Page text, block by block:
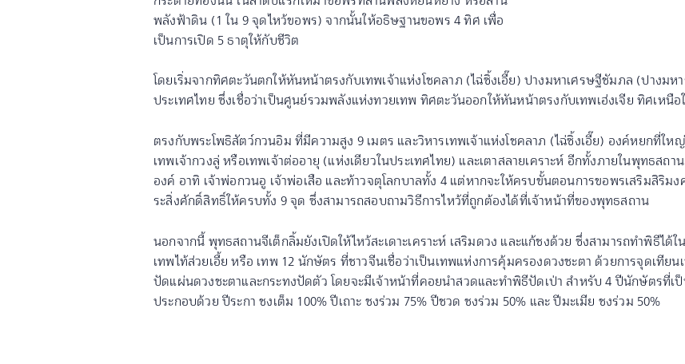
พลังฟ้าดิน (1 ใน 9 จุดไหว้ขอพร) จากนั้นให้อธิษฐานขอพร 4 ทิศ เพื่อ
เป็นการเปิด 5 ธาตุให้กับชีวิต
โดยเริ่มจากทิศตะวันตกให้หันหน้าตรงกับเทพเจ้าแห่งโชคลาภ (ไฉ่ซิ้งเอี๊ย) ปางมหาเศรษฐีชัมภล (ปางม
ประเทศไทย ซึ่งเชื่อว่าเป็นศูนย์รวมพลังแห่งทวยเทพ ทิศตะวันออกให้หันหน้าตรงกับเทพเฮ่งเจีย ทิศเหนื
ตรงกับพระโพธิสัตว์กวนอิม ที่มีความสูง 9 เมตร และวิหารเทพเจ้าแห่งโชคลาภ (ไฉ่ซิ้งเอี๊ย) องค์หยกที่ใ
เทพเจ้ากวงลู่ หรือเทพเจ้าต่ออายุ (แห่งเดียวในประเทศไทย) และเตาสลายเคราะห์ อีกทั้งภายในพุทธสถ
องค์ อาทิ เจ้าพ่อกวนอู เจ้าพ่อเสือ และท้าวจตุโลกบาลทั้ง 4 แต่หากจะให้ครบขั้นตอนการขอพรเสริมสิริ
ระสิ่งศักดิ์สิทธิ์ให้ครบทั้ง 9 จุด ซึ่งสามารถสอบถามวิธีการไหว้ที่ถูกต้องได้ที่เจ้าหน้าที่ของพุทธสถาน
นอกจากนี้ พุทธสถานจีเต็กลิ้มยังเปิดให้ไหว้สะเดาะเคราะห์ เสริมดวง และแก้ชงด้วย ซึ่งสามารถทำพิธีได้
เทพไท้ส่วยเอี้ย หรือ เทพ 12 นักษัตร ที่ชาวจีนเชื่อว่าเป็นเทพแห่งการคุ้มครองดวงชะตา ด้วยการจุดเที
ปัดแผ่นดวงชะตาและกระทงปัดตัว โดยจะมีเจ้าหน้าที่คอยนำสวดและทำพิธีปัดเป่า สำหรับ 4 ปีนักษัตรที่เ
ประกอบด้วย ปีระกา ชงเต็ม 100% ปีเถาะ ชงร่วม 75% ปีชวด ชงร่วม 50% และ ปีมะเมีย ชงร่วม 50%